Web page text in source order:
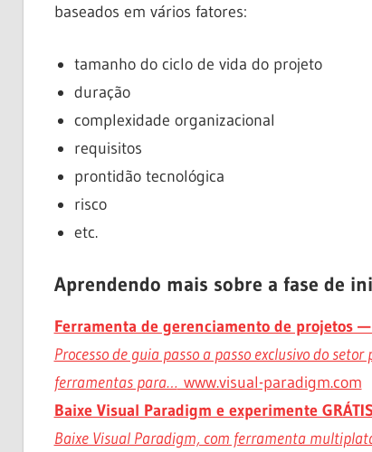
baseados em vários fatores:
tamanho do ciclo de vida do projeto
duração
complexidade organizacional
requisitos
prontidão tecnológica
risco
etc.
Aprendendo mais sobre a fase de
Ferramenta de gerenciamento de projetos
Processo de guia passo a passo exclusivo do
ferramentas para… www.visual-paradigm.com
Baixe Visual Paradigm e experimente
Baixe Visual Paradigm, com ferramenta